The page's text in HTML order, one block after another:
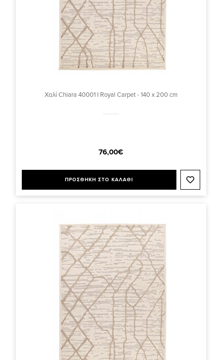
Χαλί Chiara 40001 I Royal Carpet - 140 x 200 cm
76,00€
ΠΡΟΣΘΗΚΗ ΣΤΟ ΚΑΛΑΘΙ